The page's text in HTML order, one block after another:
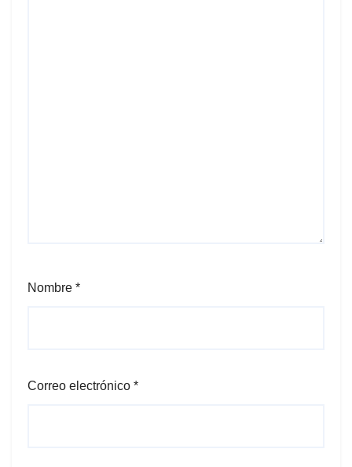
Nombre *
Correo electrónico *